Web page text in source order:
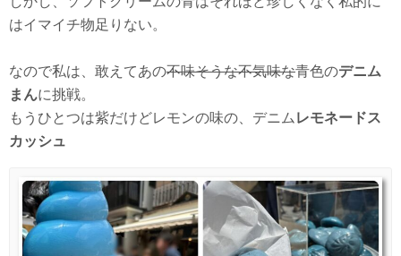
はイマイチ物足りない。
なので私は、敢えてあの不味そうな不気味な青色のデニム
まんに挑戦。
もうひとつは紫だけどレモンの味の、デニム レモネードス
カッシュ